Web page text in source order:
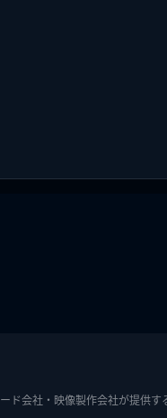
ド会社・映像製作会社が提供